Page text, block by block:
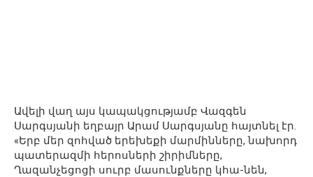
Ավելի վաղ այս կապակցությամբ Վազգեն
Սարգսյանի եղբայր Արամ Սարգսյանը հայտնել էր.
«Երբ մեր զոհված երեխեքի մարմինները, նախորդ
պատերազմի հերոսների շիրիմները,
Ղազանչեցոցի սուրբ մասունքները կհա-նեն,